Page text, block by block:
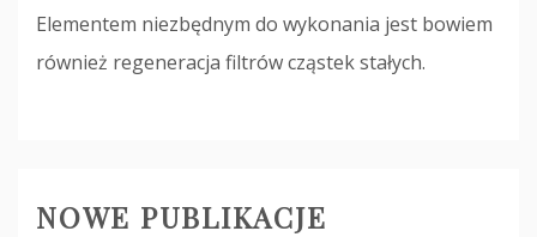
Elementem niezbędnym do wykonania jest bowiem
również regeneracja filtrów cząstek stałych.
NOWE PUBLIKACJE